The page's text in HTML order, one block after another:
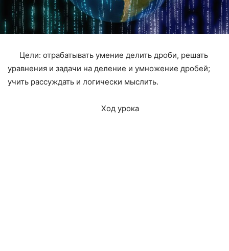
Цели: отрабатывать умение делить дроби, решать
уравнения и задачи на деление и умножение дробей;
учить рассуждать и логически мыслить.
Ход урока